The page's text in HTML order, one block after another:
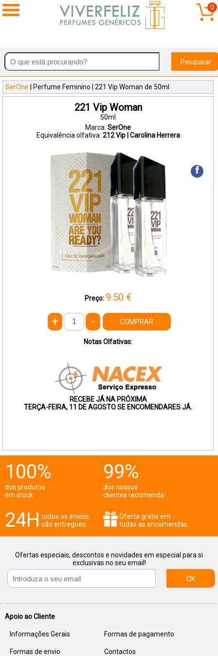
0
Pesquisar
SerOne | Perfume Feminino | 221 Vip Woman de 50ml
221 Vip Woman
50ml
Marca: SerOne
Equivalência olfativa: 212 Vip | Carolina Herrera
Preço: 9.50 €
+ - COMPRAR
Notas Olfativas:
RECEBE JÁ NA PRÓXIMA
TERÇA-FEIRA, 11 DE AGOSTO SE ENCOMENDARES JÁ.
f
100%
dos produtos
em stock
99%
dos nossos
clientes recomenda
24H todos os envios
são entregues
Oferta grátis em
todas as encomendas
Ofertas especiais, descontos e novidades em especial para si
exclusivas no seu email!
OK
Apoio ao Cliente
Informações Gerais Formas de pagamento
Formas de envio Contactos